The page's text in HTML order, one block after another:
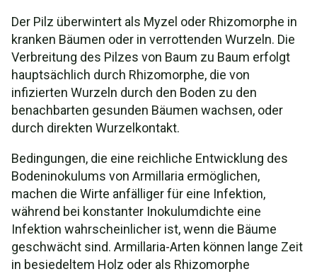
Der Pilz überwintert als Myzel oder Rhizomorphe in
kranken Bäumen oder in verrottenden Wurzeln. Die
Verbreitung des Pilzes von Baum zu Baum erfolgt
hauptsächlich durch Rhizomorphe, die von
infizierten Wurzeln durch den Boden zu den
benachbarten gesunden Bäumen wachsen, oder
durch direkten Wurzelkontakt.
Bedingungen, die eine reichliche Entwicklung des
Bodeninokulums von Armillaria ermöglichen,
machen die Wirte anfälliger für eine Infektion,
während bei konstanter Inokulumdichte eine
Infektion wahrscheinlicher ist, wenn die Bäume
geschwächt sind. Armillaria-Arten können lange Zeit
in besiedeltem Holz oder als Rhizomorphe